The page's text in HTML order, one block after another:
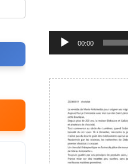
声
レ
ー
ヤ
ー
00:00